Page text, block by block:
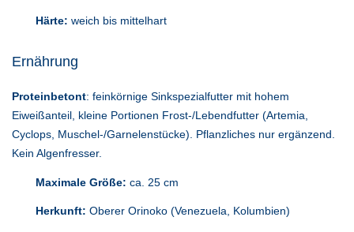
Härte: weich bis mittelhart
Ernährung
Proteinbetont: feinkörnige Sinkspezialfutter mit hohem
Eiweißanteil, kleine Portionen Frost-/Lebendfutter (Artemia,
Cyclops, Muschel-/Garnelenstücke). Pflanzliches nur ergänzend.
Kein Algenfresser.
Maximale Größe: ca. 25 cm
Herkunft: Oberer Orinoko (Venezuela, Kolumbien)